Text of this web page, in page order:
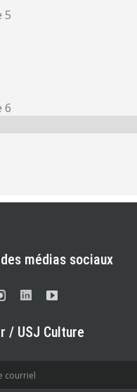
5
6
médias sociaux
/ USJ Culture